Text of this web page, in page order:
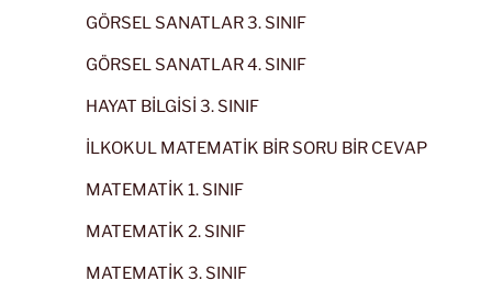
GÖRSEL SANATLAR 3. SINIF
GÖRSEL SANATLAR 4. SINIF
HAYAT BİLGİSİ 3. SINIF
İLKOKUL MATEMATİK BİR SORU BİR CEVAP
MATEMATİK 1. SINIF
MATEMATİK 2. SINIF
MATEMATİK 3. SINIF